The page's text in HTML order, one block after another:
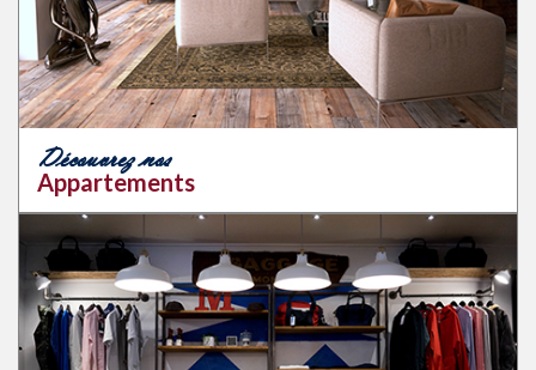
Découvrez nos
Appartements